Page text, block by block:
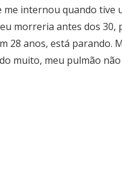
internou quando tive
morreria antes dos 30,
28 anos, está parando.
muito, meu pulmão